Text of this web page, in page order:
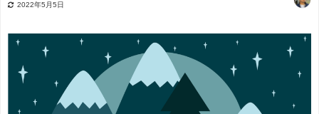
2022年5月5日